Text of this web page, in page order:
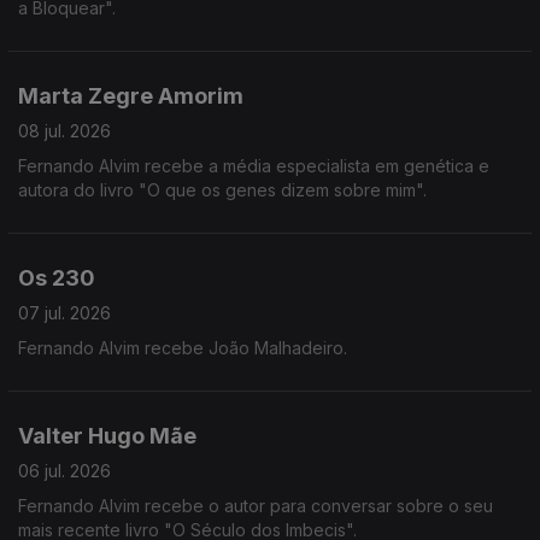
a Bloquear".
Marta Zegre Amorim
08 jul. 2026
Fernando Alvim recebe a média especialista em genética e
autora do livro "O que os genes dizem sobre mim".
Os 230
07 jul. 2026
Fernando Alvim recebe João Malhadeiro.
Valter Hugo Mãe
06 jul. 2026
Fernando Alvim recebe o autor para conversar sobre o seu
mais recente livro "O Século dos Imbecis".